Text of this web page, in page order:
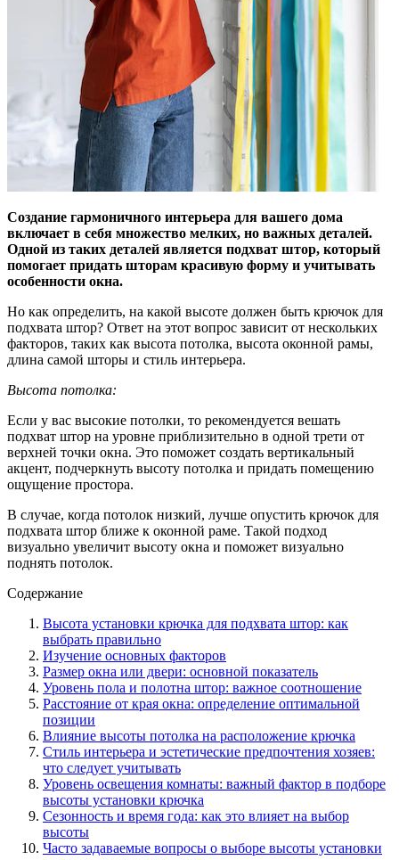
Создание гармоничного интерьера для вашего дома
включает в себя множество мелких, но важных деталей.
Одной из таких деталей является подхват штор, который
помогает придать шторам красивую форму и учитывать
особенности окна.
Но как определить, на какой высоте должен быть крючок для
подхвата штор? Ответ на этот вопрос зависит от нескольких
факторов, таких как высота потолка, высота оконной рамы,
длина самой шторы и стиль интерьера.
Высота потолка:
Если у вас высокие потолки, то рекомендуется вешать
подхват штор на уровне приблизительно в одной трети от
верхней точки окна. Это поможет создать вертикальный
акцент, подчеркнуть высоту потолка и придать помещению
ощущение простора.
В случае, когда потолок низкий, лучше опустить крючок для
подхвата штор ближе к оконной раме. Такой подход
визуально увеличит высоту окна и поможет визуально
поднять потолок.
Содержание
Высота установки крючка для подхвата штор: как
выбрать правильно
Изучение основных факторов
Размер окна или двери: основной показатель
Уровень пола и полотна штор: важное соотношение
Расстояние от края окна: определение оптимальной
позиции
Влияние высоты потолка на расположение крючка
Стиль интерьера и эстетические предпочтения хозяев:
что следует учитывать
Уровень освещения комнаты: важный фактор в подборе
высоты установки крючка
Сезонность и время года: как это влияет на выбор
высоты
Часто задаваемые вопросы о выборе высоты установки